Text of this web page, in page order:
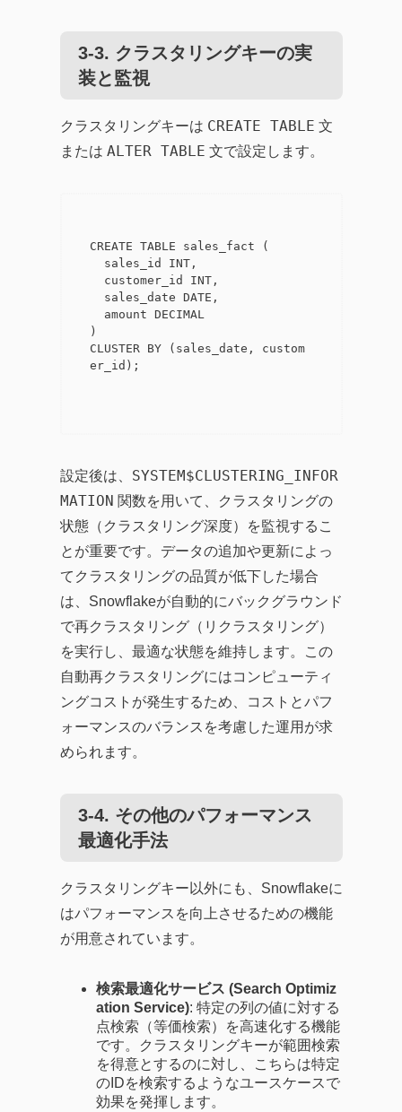
3-3. クラスタリングキーの実
装と監視
クラスタリングキーは CREATE TABLE 文
または ALTER TABLE 文で設定します。
CREATE TABLE sales_fact (
)
CLUSTER BY (sales_date, custom
er_id);
設定後は、 SYSTEM$CLUSTERING_INFOR
MATION 関数を用いて、クラスタリングの
状態（クラスタリング深度）を監視するこ
とが重要です。データの追加や更新によっ
てクラスタリングの品質が低下した場合
は、Snowflakeが自動的にバックグラウンド
で再クラスタリング（リクラスタリング）
を実行し、最適な状態を維持します。この
自動再クラスタリングにはコンピューティ
ングコストが発生するため、コストとパフ
ォーマンスのバランスを考慮した運用が求
められます。
3-4. その他のパフォーマンス
最適化手法
クラスタリングキー以外にも、Snowflakeに
はパフォーマンスを向上させるための機能
が用意されています。
検索最適化サービス (Search Optimiz
ation Service): 特定の列の値に対する
点検索（等価検索）を高速化する機能
です。クラスタリングキーが範囲検索
を得意とするのに対し、こちらは特定
のIDを検索するようなユースケースで
効果を発揮します。